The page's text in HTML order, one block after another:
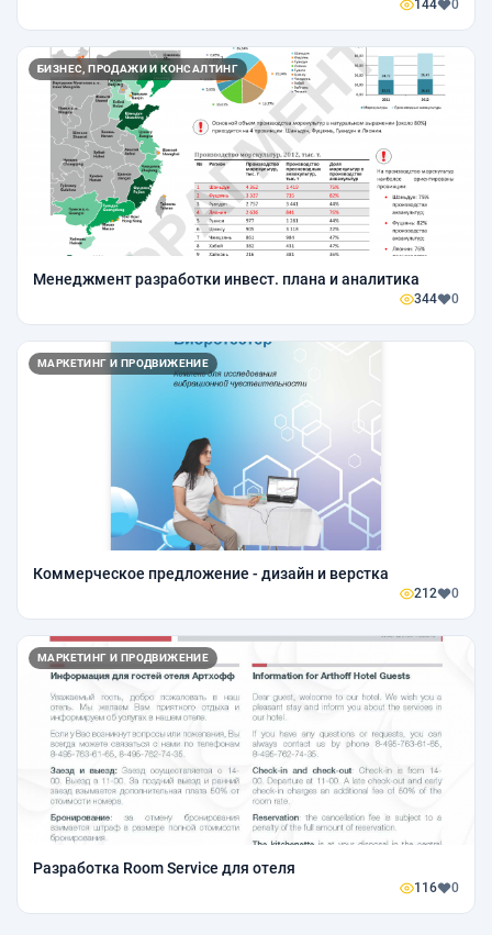
144 0
БИЗНЕС, ПРОДАЖИ И КОНСАЛТИНГ
Менеджмент разработки инвест. плана и аналитика
344 0
МАРКЕТИНГ И ПРОДВИЖЕНИЕ
Коммерческое предложение - дизайн и верстка
212 0
МАРКЕТИНГ И ПРОДВИЖЕНИЕ
Разработка Room Service для отеля
116 0